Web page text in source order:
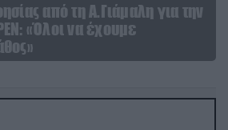
από τη Α.Γιάμαλη για την
«Όλοι να έχουμε